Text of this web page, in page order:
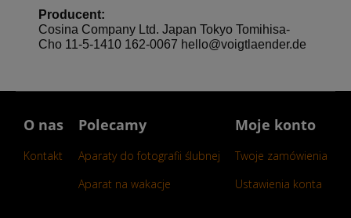
Producent:
Cosina Company Ltd. Japan Tokyo Tomihisa-
Cho 11-5-1410 162-0067 hello@voigtlaender.de
O nas
Kontakt
Polecamy
Aparaty do fotografii ślubnej
Aparat na wakacje
Moje konto
Twoje zamówienia
Ustawienia konta